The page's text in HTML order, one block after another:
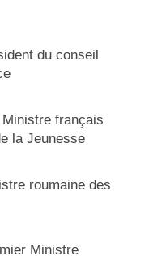
du conseil
français
la Jeunesse
roumaine des
Ministre